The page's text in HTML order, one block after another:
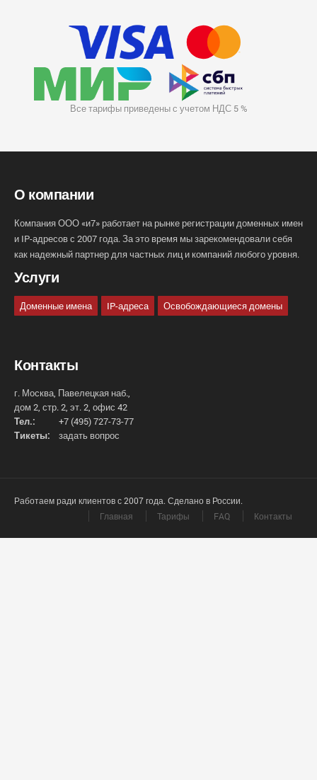
Все тарифы приведены с учетом НДС 5 %
О компании
Компания ООО «и7» работает на рынке регистрации доменных имен
и IP-адресов с 2007 года. За это время мы зарекомендовали себя
как надежный партнер для частных лиц и компаний любого уровня.
Услуги
Доменные имена IP-адреса Освобождающиеся домены
Контакты
г. Москва, Павелецкая наб.,
дом 2, стр. 2, эт. 2, офис 42
Тел.:
+7 (495) 727-73-77
Тикеты:
задать вопрос
Работаем ради клиентов с 2007 года. Сделано в России.
Главная
Тарифы FAQ Контакты